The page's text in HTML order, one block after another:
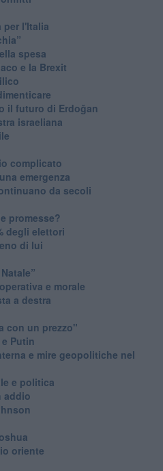
per l'Italia
spesa
e la Brexit
il futuro di Erdoğan
israeliana
complicato
emergenza
da secoli
promesse?
degli elettori
di lui
e morale
a destra
con un prezzo"
Putin
e mire geopolitiche nel
e politica
addio
oriente